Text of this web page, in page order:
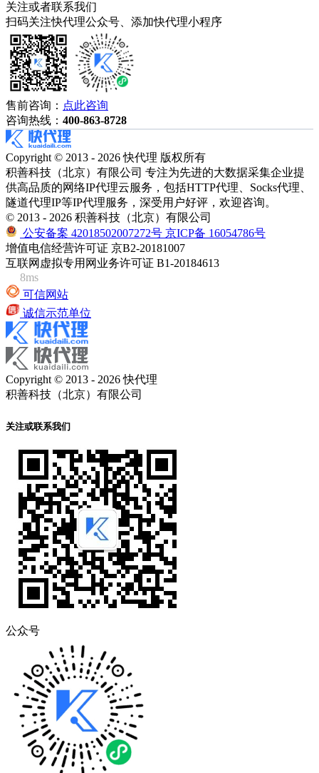
关注或者联系我们
扫码关注快代理公众号、添加快代理小程序
售前咨询： 点此咨询
咨询热线： 400-863-8728
Copyright © 2013 - 2026 快代理 版权所有
积善科技（北京）有限公司 专注为先进的大数据采集企业提
供高品质的网络IP代理云服务，包括HTTP代理、Socks代理、
隧道代理IP等IP代理服务，深受用户好评，欢迎咨询。
© 2013 - 2026 积善科技（北京）有限公司
公安备案 42018502007272号 京ICP备 16054786号
增值电信经营许可证 京B2-20181007
互联网虚拟专用网业务许可证 B1-20184613
8ms
可信网站
诚信示范单位
Copyright © 2013 - 2026 快代理
积善科技（北京）有限公司
关注或联系我们
公众号